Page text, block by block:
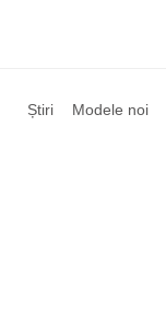
Știri Modele noi